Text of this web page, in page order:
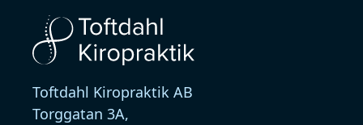
Toftdahl Kiropraktik AB
Torggatan 3A,